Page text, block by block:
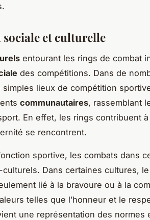
et culturelle
entourant les rings de combat
des compétitions. Dans de
lieux de compétition
communautaires, rassemblant
En effet, les rings contribuent
se rencontrent.
sportive, les combats dans
Dans certaines cultures, le
lié à la bravoure ou à la
telles que l’honneur et le
une représentation des normes